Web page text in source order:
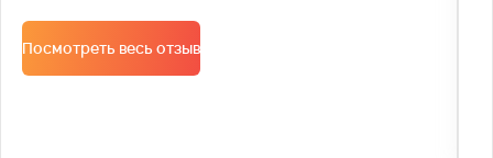
Транспортное сопровождение взяла на себя
компания Avtobus1.
Посмотреть весь отзыв